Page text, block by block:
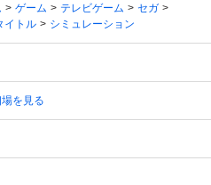
ゲーム テレビゲーム
セガ
イトル シミュレーション
を見る